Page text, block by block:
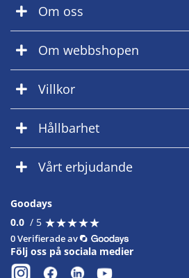
Om oss
Om webbshopen
Villkor
Hållbarhet
Vårt erbjudande
Goodays
0.0 / 5 ★★★★★
★★★★★
0 Verifierade av
Följ oss på sociala medier